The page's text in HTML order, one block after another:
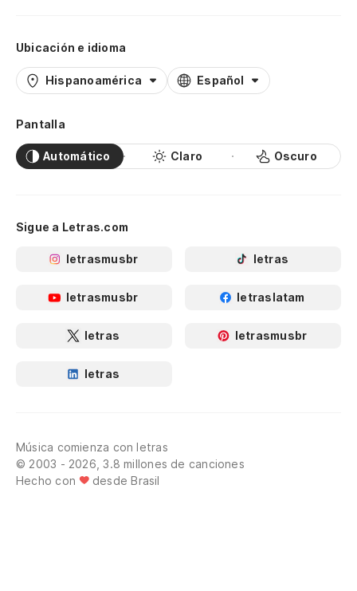
Ubicación e idioma
Hispanoamérica Español
Pantalla
Automático Claro Oscuro
Sigue a Letras.com
letrasmusbr letras
letrasmusbr letraslatam
letras letrasmusbr
letras
Música comienza con letras
© 2003 - 2026, 3.8 millones de canciones
Hecho con
desde Brasil